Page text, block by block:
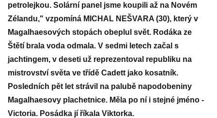
petrolejkou. Solární panel jsme koupili až na Novém
Zélandu," vzpomíná MICHAL NEŠVARA (30), který v
Magalhaesových stopách obeplul svět. Rodáka ze
Štětí brala voda odmala. V sedmi letech začal s
jachtingem, v deseti už reprezentoval republiku na
mistrovství světa ve třídě Cadett jako kosatník.
Posledních pět let strávil na palubě napodobeniny
Magalhaesovy plachetnice. Měla po ní i stejné jméno -
Victoria. Posádka jí říkala Viktorka.